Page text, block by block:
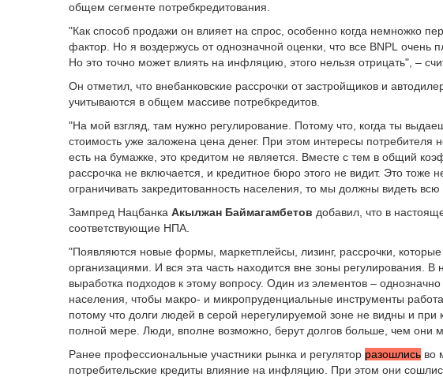
общем сегменте потребкредитования.
"Как способ продажи он влияет на спрос, особенно когда немножко
фактор. Но я воздержусь от однозначной оценки, что все BNPL очень
Но это точно может влиять на инфляцию, этого нельзя отрицать", –
Он отметил, что внебанковские рассрочки от застройщиков и
учитываются в общем массиве потребкредитов.
"На мой взгляд, там нужно регулирование. Потому что, когда ты
стоимость уже заложена цена денег. При этом интересы
есть на бумажке, это кредитом не является. Вместе с тем в общий
рассрочка не включается, и кредитное бюро этого не видит. Это тоже
ограничивать закредитованность населения, то мы должны видеть
Зампред Нацбанка Акылжан Баймагамбетов добавил, что в
соответствующие НПА.
"Появляются новые формы, маркетплейсы, лизинг, рассрочки,
организациями. И вся эта часть находится вне зоны регулирования.
выработка подходов к этому вопросу. Один из элементов –
населения, чтобы макро- и микропруденциальные инструменты
потому что долги людей в серой нерегулируемой зоне не видны и при
полной мере. Люди, вполне возможно, берут долгов больше, чем они
Ранее профессиональные участники рынка и регулятор разошлись во
потребительские кредиты влияние на инфляцию. При этом они